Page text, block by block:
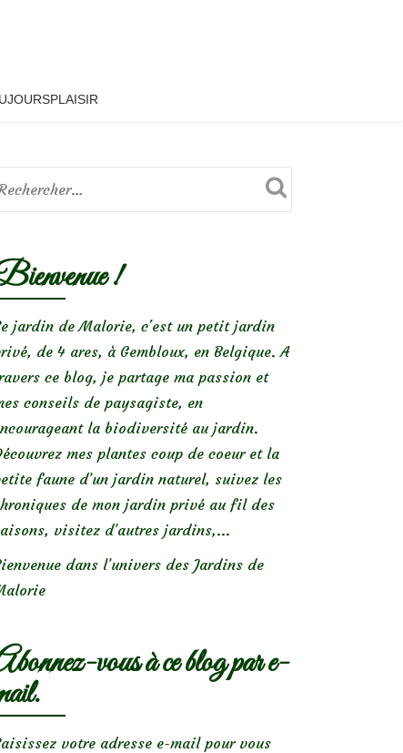
!
jardin de Malorie, c'est un petit jardin
de 4 ares, à Gembloux, en Belgique. A
ce blog, je partage ma passion et
conseils de paysagiste, en
la biodiversité au jardin.
mes plantes coup de coeur et la
faune d’un jardin naturel, suivez les
de mon jardin privé au fil des
visitez d’autres jardins,...
dans l’univers des Jardins de
vous à ce blog par e-
votre adresse e-mail pour vous